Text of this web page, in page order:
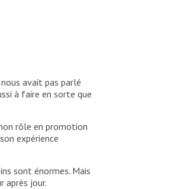
avait pas parlé
à faire en sorte que
rôle en promotion
expérience
sont énormes. Mais
après jour.